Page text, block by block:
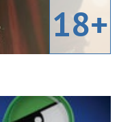
18+